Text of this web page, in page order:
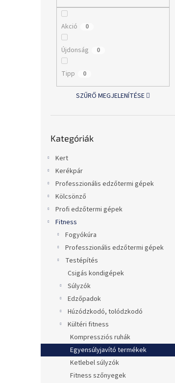
Akció 0
Újdonság 0
Tipp 0
SZŰRŐ MEGJELENÍTÉSE
átugrása
Kategóriák
Kert
Kerékpár
Professzionális edzőtermi gépek
Kölcsönző
Profi edzőtermi gépek
Fitness
Fogyókúra
Professzionális edzőtermi gépek
Testépítés
Csigás kondigépek
Súlyzók
Edzőpadok
Húzódzkodó, tolódzkodó
Kültéri fitness
Kompressziós ruhák
Egyensúlyjavító termékek
Ketlebel súlyzók
Fitness szőnyegek